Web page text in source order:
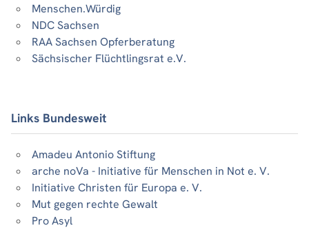
Menschen.Würdig
NDC Sachsen
RAA Sachsen Opferberatung
Sächsischer Flüchtlingsrat e.V.
Links Bundesweit
Amadeu Antonio Stiftung
arche noVa - Initiative für Menschen in Not e. V.
Initiative Christen für Europa e. V.
Mut gegen rechte Gewalt
Pro Asyl